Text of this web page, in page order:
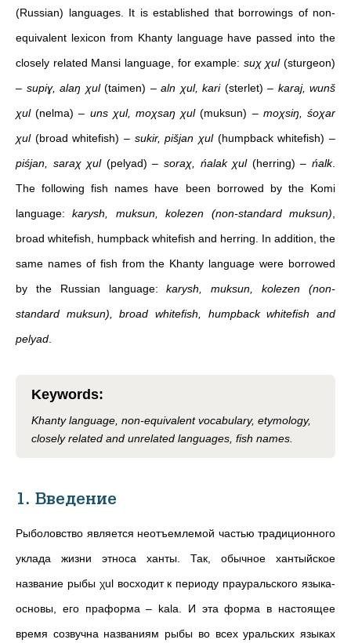
(Russian) languages. It is established that borrowings of non-
equivalent lexicon from Khanty language have passed into the
closely related Mansi language, for example: suχ χul(sturgeon)
– supiɣ, alaŋ χul(taimen) – aln χul, kari(sterlet) – karaj, wunš
χul(nelma) – uns χul, moχsaŋ χul(muksun) – moχsiŋ, śoχar
χul(broad whitefish) – sukir, pišjan χul(humpback whitefish) –
piśjan, saraχ χul(pelyad) –soraχ, ńalak χul(herring) –ńalk.
The following fish names have been borrowed by the Komi
language:karysh, muksun, kolezen (non-standard muksun)
broad whitefish, humpback whitefish and herring. In addition, the
same names of fish from the Khanty language were borrowed
by the Russian language: karysh, muksun, kolezen (non-
standard muksun), broad whitefish, humpback whitefish and
pelyad
Keywords:
Khanty language, non-equivalent vocabulary, etymology,
closely related and unrelated languages, fish names.
1. Введение
Рыболовство является неотъемлемой частью традиционного
уклада жизни этноса ханты. Так, обычное хантыйское
название рыбы χul восходит к периоду прауральского языка-
основы, его праформа – kala. И эта форма в настоящее
время созвучна названиям рыбы во всех уральских языках